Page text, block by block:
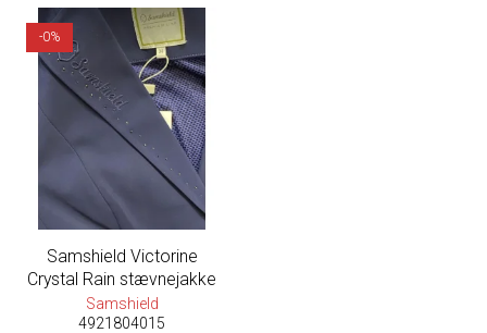
-0%
Samshield Victorine
Crystal Rain stævnejakke
Samshield
4921804015